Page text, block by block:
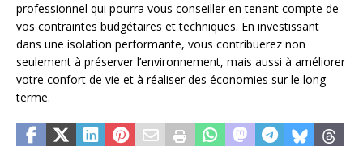
professionnel qui pourra vous conseiller en tenant compte de
vos contraintes budgétaires et techniques. En investissant
dans une isolation performante, vous contribuerez non
seulement à préserver l’environnement, mais aussi à améliorer
votre confort de vie et à réaliser des économies sur le long
terme.